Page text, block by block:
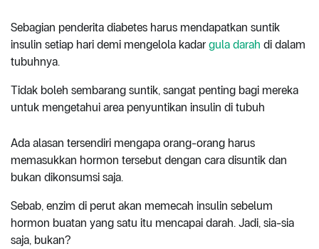
Sebagian penderita diabetes harus mendapatkan suntik
insulin setiap hari demi mengelola kadar gula darah di dalam
tubuhnya.
Tidak boleh sembarang suntik, sangat penting bagi mereka
untuk mengetahui area penyuntikan insulin di tubuh
Ada alasan tersendiri mengapa orang-orang harus
memasukkan hormon tersebut dengan cara disuntik dan
bukan dikonsumsi saja.
Sebab, enzim di perut akan memecah insulin sebelum
hormon buatan yang satu itu mencapai darah. Jadi, sia-sia
saja, bukan?